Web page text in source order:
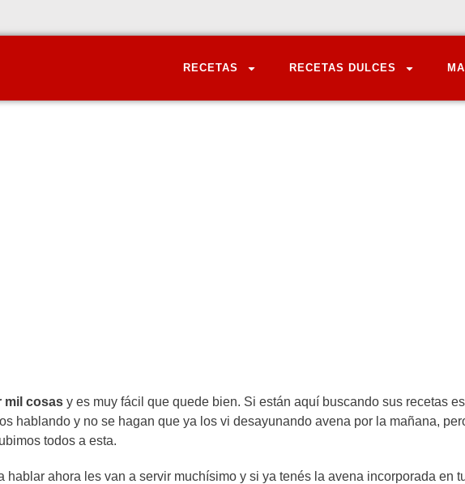
RECETAS RECETAS DULCES
mil cosas y es muy fácil que quede bien. Si están aquí buscando sus recetas es
hablando y no se hagan que ya los vi desayunando avena por la mañana,
todos a esta.
ahora les van a servir muchísimo y si ya tenés la avena incorporada en